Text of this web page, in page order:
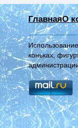
ГлавнаяО
коньках,